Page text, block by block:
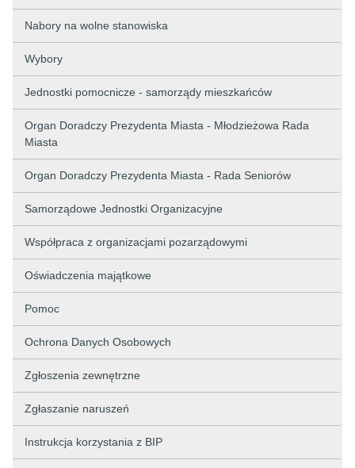
Nabory na wolne stanowiska
Wybory
Jednostki pomocnicze - samorządy mieszkańców
Organ Doradczy Prezydenta Miasta - Młodzieżowa Rada
Miasta
Organ Doradczy Prezydenta Miasta - Rada Seniorów
Samorządowe Jednostki Organizacyjne
Współpraca z organizacjami pozarządowymi
Oświadczenia majątkowe
Pomoc
Ochrona Danych Osobowych
Zgłoszenia zewnętrzne
Zgłaszanie naruszeń
Instrukcja korzystania z BIP